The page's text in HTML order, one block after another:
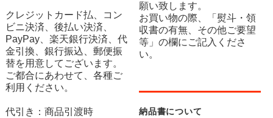
クレジットカード払、コン
ビニ決済、後払い決済、
PayPay、楽天銀行決済、代
金引換、銀行振込、郵便振
替を用意してございます。
ご都合にあわせて、各種ご
利用ください。
代引き：商品引渡時
願い致します。
お買い物の際、「熨斗・領
収書の有無、その他ご要望
等」の欄にご記入くださ
い。
納品書について